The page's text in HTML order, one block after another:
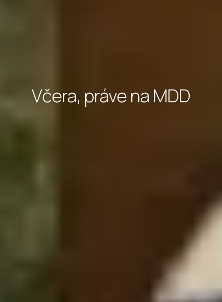
Včera, práve na MDD